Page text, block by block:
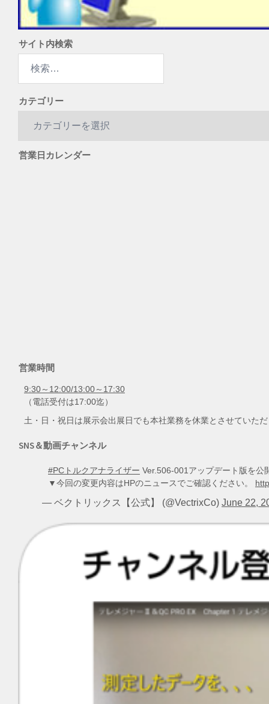
サイト内検索
カテゴリー
リ
営業日カレンダー
営業時間
9:30～12:00/13:00～17:30
（電話受付は17:00迄）
土・日・祝日は展示会出展日でも本社業務を休業とさせていた
SNS＆動画チャンネル
#PCトルクアナライザー Ver.506-001アップデート版を公
▼今回の変更内容はHPのニュースでご確認ください。
— ベクトリックス【公式】 (@VectrixCo) June 22,